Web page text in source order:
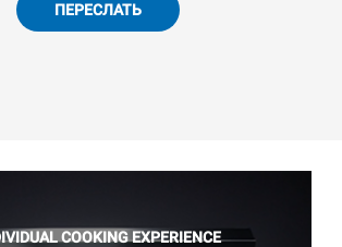
ПЕРЕСЛАТЬ
COOKING EXPERIENCE